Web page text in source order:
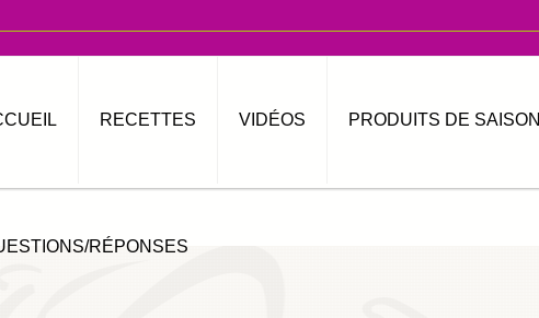
RECETTES VIDÉOS PRODUITS DE SAISON
RÉPONSES